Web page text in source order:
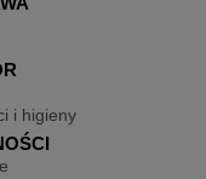
i higieny